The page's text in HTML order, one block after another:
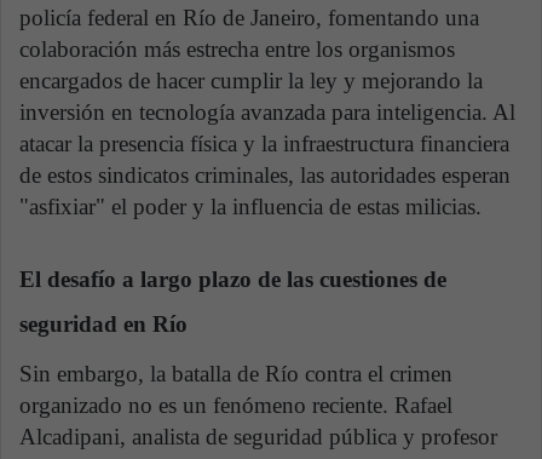
policía federal en Río de Janeiro, fomentando una
colaboración más estrecha entre los organismos
encargados de hacer cumplir la ley y mejorando la
inversión en tecnología avanzada para inteligencia. Al
atacar la presencia física y la infraestructura financiera
de estos sindicatos criminales, las autoridades esperan
"asfixiar" el poder y la influencia de estas milicias.
El desafío a largo plazo de las cuestiones de
seguridad en Río
Sin embargo, la batalla de Río contra el crimen
organizado no es un fenómeno reciente. Rafael
Alcadipani, analista de seguridad pública y profesor